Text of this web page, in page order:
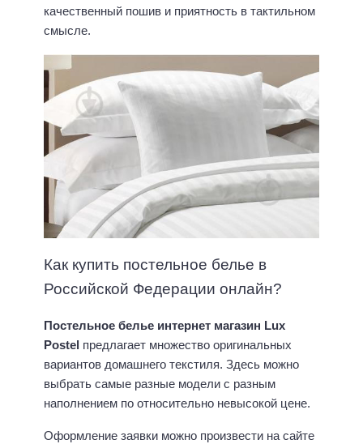
качественный пошив и приятность в тактильном
смысле.
Как купить постельное белье в
Российской Федерации онлайн?
Постельное белье интернет магазин Lux
Postel предлагает множество оригинальных
вариантов домашнего текстиля. Здесь можно
выбрать самые разные модели с разным
наполнением по относительно невысокой цене.
Оформление заявки можно произвести на сайте